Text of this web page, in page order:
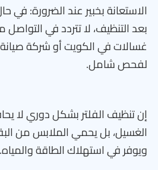
الاستعانة بخبير عند الضرورة: في
بعد التنظيف، لا تتردد في
غسالات في الكويت أو شركة
لفحص شامل.
إن تنظيف الفلتر بشكل دوري لا
الغسيل، بل يحمي الملابس من
ويوفر في استهلاك الطاقة والمياه.